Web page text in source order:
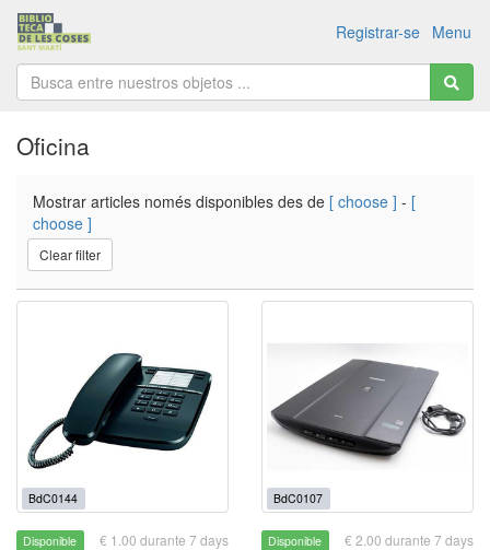
Menu
Registrar-se
Oficina
Mostrar articles només disponibles des de [ choose ] - [
choose ]
Clear filter
BdC0144
Disponible € 1.00 durante 7 days
BdC0107
Disponible € 2.00 durante 7 days